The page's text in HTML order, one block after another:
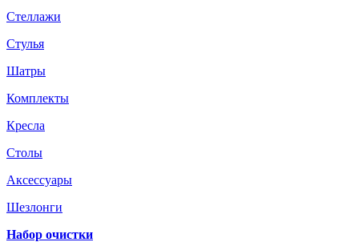
Стеллажи
Стулья
Шатры
Комплекты
Кресла
Столы
Аксессуары
Шезлонги
Набор очистки